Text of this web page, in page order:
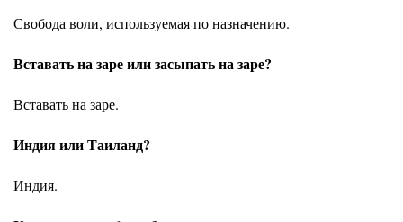
Свобода воли, используемая по назначению.
Вставать на заре или засыпать на заре?
Вставать на заре.
Индия или Таиланд?
Индия.